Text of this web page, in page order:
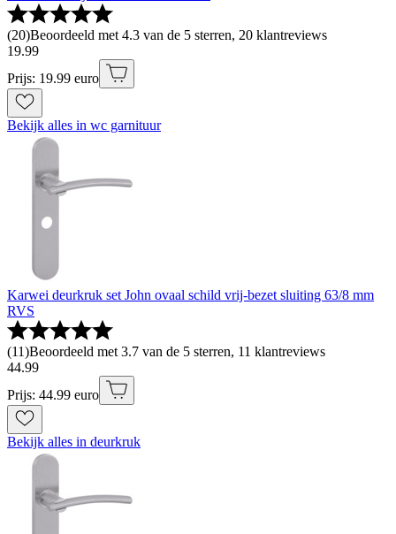
(20)Beoordeeld met 4.3 van de 5 sterren, 20 klantreviews
19.99
Prijs: 19.99 euro
Bekijk alles in wc garnituur
Karwei deurkruk set John ovaal schild vrij-bezet sluiting 63/8 mm
RVS
(11)Beoordeeld met 3.7 van de 5 sterren, 11 klantreviews
44.99
Prijs: 44.99 euro
Bekijk alles in deurkruk